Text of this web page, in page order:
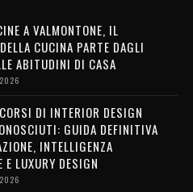
A VALMONTONE, IL
CUCINA PARTE DAGLI
ABITUDINI DI CASA
DI INTERIOR DESIGN
GUIDA DEFINITIVA
INTELLIGENZA
LUXURY DESIGN